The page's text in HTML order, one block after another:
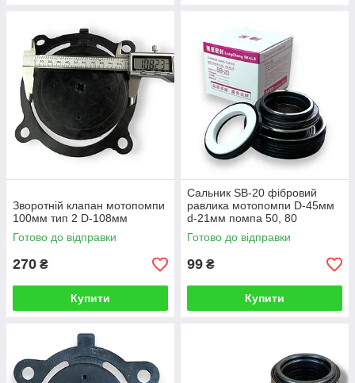
Зворотній клапан мотопомпи
100мм тип 2 D-108мм
Готово до відправки
270 ₴
Купити
Сальник SB-20 фібровий
равлика мотопомпи D-45мм
d-21мм помпа 50, 80
патрубки
Готово до відправки
99 ₴
Купити